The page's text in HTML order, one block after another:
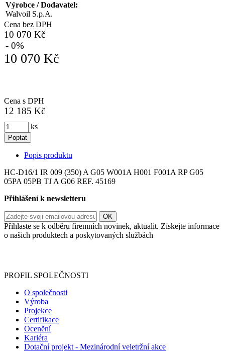
Výrobce / Dodavatel:
Walvoil S.p.A.
Cena bez DPH
10 070 Kč
- 0%
10 070 Kč
Cena s DPH
12 185 Kč
ks
Poptat
Popis produktu
HC-D16/1 IR 009 (350) A G05 W001A H001 F001A RP G05
05PA 05PB TJ A G06 REF. 45169
Přihlášení k newsletteru
Přihlaste se k odběru firemních novinek, aktualit. Získejte informace
o našich produktech a poskytovaných službách
PROFIL SPOLEČNOSTI
O společnosti
Výroba
Projekce
Certifikace
Ocenění
Kariéra
Dotační projekt - Mezinárodní veletržní akce